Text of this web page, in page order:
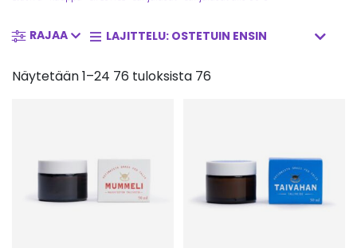
RAJAA
Näytetään 1–24 76 tuloksista 76